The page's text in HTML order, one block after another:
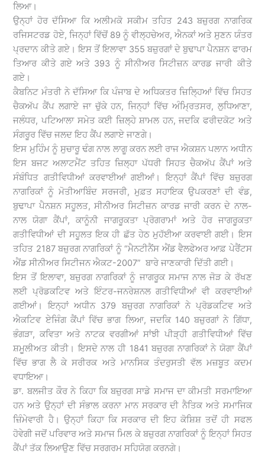
ਲਿਆ।
ਉਨ੍ਹਾਂ ਹੋਰ ਦੱਸਿਆ ਕਿ ਅਲੀਮਕੋ ਸਕੀਮ ਤਹਿਤ 243 ਬਜ਼ੁਰਗ ਨਾਗਰਿਕ
ਰਜਿਸਟਰਡ ਹੋਏ, ਜਿਨ੍ਹਾਂ ਵਿੱਚੋਂ 89 ਨੂੰ ਵੀਲ੍ਹਚੇਅਰ, ਐਨਕਾਂ ਅਤੇ ਸੁਣਨ ਯੰਤਰ
ਪ੍ਰਦਾਨ ਕੀਤੇ ਗਏ। ਇਸ ਤੋਂ ਇਲਾਵਾ 355 ਬਜ਼ੁਰਗਾਂ ਦੇ ਬੁਢਾਪਾ ਪੈਨਸ਼ਨ ਫਾਰਮ
ਤਿਆਰ ਕੀਤੇ ਗਏ ਅਤੇ 393 ਨੂੰ ਸੀਨੀਅਰ ਸਿਟੀਜ਼ਨ ਕਾਰਡ ਜਾਰੀ ਕੀਤੇ
ਗਏ।
ਕੈਬਨਿਟ ਮੰਤਰੀ ਨੇ ਦੱਸਿਆ ਕਿ ਪੰਜਾਬ ਦੇ ਅਧਿਕਤਰ ਜ਼ਿਲ੍ਹਿਆਂ ਵਿੱਚ ਸਿਹਤ
ਚੈਕਅੱਪ ਕੈਂਪ ਲਗਾਏ ਜਾ ਚੁੱਕੇ ਹਨ, ਜਿਨ੍ਹਾਂ ਵਿੱਚ ਅੰਮ੍ਰਿਤਸਰ, ਲੁਧਿਆਣਾ,
ਜਲੰਧਰ, ਪਟਿਆਲਾ ਸਮੇਤ ਕਈ ਜ਼ਿਲ੍ਹੇ ਸ਼ਾਮਲ ਹਨ, ਜਦਕਿ ਫਰੀਦਕੋਟ ਅਤੇ
ਸੰਗਰੂਰ ਵਿੱਚ ਜਲਦ ਇਹ ਕੈਂਪ ਲਗਾਏ ਜਾਣਗੇ।
ਇਸ ਮੁਹਿੰਮ ਨੂੰ ਸੁਚਾਰੂ ਢੰਗ ਨਾਲ ਲਾਗੂ ਕਰਨ ਲਈ ਰਾਜ ਐਕਸ਼ਨ ਪਲਾਨ ਅਧੀਨ
ਇਸ ਬਜਟ ਅਲਾਟਮੈਂਟ ਤਹਿਤ ਜ਼ਿਲ੍ਹਾ ਪੱਧਰੀ ਸਿਹਤ ਚੈਕਅੱਪ ਕੈਂਪਾਂ ਅਤੇ
ਸੰਬੰਧਿਤ ਗਤੀਵਿਧੀਆਂ ਕਰਵਾਈਆਂ ਗਈਆਂ। ਇਨ੍ਹਾਂ ਕੈਂਪਾਂ ਵਿੱਚ ਬਜ਼ੁਰਗ
ਨਾਗਰਿਕਾਂ ਨੂੰ ਮੋਤੀਆਬਿੰਦ ਸਰਜਰੀ, ਮੁਫ਼ਤ ਸਹਾਇਕ ਉਪਕਰਣਾਂ ਦੀ ਵੰਡ,
ਬੁਢਾਪਾ ਪੈਨਸ਼ਨ ਸਹੂਲਤ, ਸੀਨੀਅਰ ਸਿਟੀਜ਼ਨ ਕਾਰਡ ਜਾਰੀ ਕਰਨ ਦੇ ਨਾਲ-
ਨਾਲ ਯੋਗਾ ਕੈਂਪਾਂ, ਕਾਨੂੰਨੀ ਜਾਗਰੂਕਤਾ ਪ੍ਰੋਗਰਾਮਾਂ ਅਤੇ ਹੋਰ ਜਾਗਰੂਕਤਾ
ਗਤੀਵਿਧੀਆਂ ਦੀ ਸਹੂਲਤ ਇਕ ਹੀ ਛੱਤ ਹੇਠ ਮੁਹੱਈਆ ਕਰਵਾਈ ਗਈ। ਇਸ
ਤਹਿਤ 2187 ਬਜ਼ੁਰਗ ਨਾਗਰਿਕਾਂ ਨੂੰ “ਮੈਨਟੀਨੈਂਸ ਐਂਡ ਵੈਲਫੇਅਰ ਆਫ਼ ਪੇਰੈਂਟਸ
ਐਂਡ ਸੀਨੀਅਰ ਸਿਟੀਜਨ ਐਕਟ-2007” ਬਾਰੇ ਜਾਣਕਾਰੀ ਦਿੱਤੀ ਗਈ।
ਇਸ ਤੋਂ ਇਲਾਵਾ, ਬਜ਼ੁਰਗ ਨਾਗਰਿਕਾਂ ਨੂੰ ਜਾਗਰੂਕ ਸਮਾਜ ਨਾਲ ਜੋੜ ਕੇ ਰੱਖਣ
ਲਈ ਪ੍ਰੋਡਕਟਿਵ ਅਤੇ ਇੰਟਰ-ਜਨਰੇਸ਼ਨਲ ਗਤੀਵਿਧੀਆਂ ਵੀ ਕਰਵਾਈਆਂ
ਗਈਆਂ। ਇਨ੍ਹਾਂ ਅਧੀਨ 379 ਬਜ਼ੁਰਗ ਨਾਗਰਿਕਾਂ ਨੇ ਪ੍ਰੋਡਕਟਿਵ ਅਤੇ
ਐਕਟਿਵ ਏਜਿੰਗ ਕੈਂਪਾਂ ਵਿੱਚ ਭਾਗ ਲਿਆ, ਜਦਕਿ 140 ਬਜ਼ੁਰਗਾਂ ਨੇ ਗਿੱਧਾ,
ਭੰਗੜਾ, ਕਵਿਤਾ ਅਤੇ ਨਾਟਕ ਵਰਗੀਆਂ ਸਾਂਝੀ ਪੀੜ੍ਹੀ ਗਤੀਵਿਧੀਆਂ ਵਿੱਚ
ਸ਼ਮੂਲੀਅਤ ਕੀਤੀ। ਇਸਦੇ ਨਾਲ ਹੀ 1841 ਬਜ਼ੁਰਗ ਨਾਗਰਿਕਾਂ ਨੇ ਯੋਗਾ ਕੈਂਪਾਂ
ਵਿੱਚ ਭਾਗ ਲੈ ਕੇ ਸਰੀਰਕ ਅਤੇ ਮਾਨਸਿਕ ਤੰਦਰੁਸਤੀ ਵੱਲ ਮਜ਼ਬੂਤ ਕਦਮ
ਵਧਾਇਆ।
ਡਾ. ਬਲਜੀਤ ਕੌਰ ਨੇ ਕਿਹਾ ਕਿ ਬਜ਼ੁਰਗ ਸਾਡੇ ਸਮਾਜ ਦਾ ਕੀਮਤੀ ਸਰਮਾਇਆ
ਹਨ ਅਤੇ ਉਨ੍ਹਾਂ ਦੀ ਸੰਭਾਲ ਕਰਨਾ ਮਾਨ ਸਰਕਾਰ ਦੀ ਨੈਤਿਕ ਅਤੇ ਸਮਾਜਿਕ
ਜ਼ਿੰਮੇਵਾਰੀ ਹੈ। ਉਨ੍ਹਾਂ ਕਿਹਾ ਕਿ ਸਰਕਾਰ ਦੀ ਇਹ ਕੋਸ਼ਿਸ਼ ਤਦੋਂ ਹੀ ਸਫਲ
ਹੋਵੇਗੀ ਜਦੋਂ ਪਰਿਵਾਰ ਅਤੇ ਸਮਾਜ ਮਿਲ ਕੇ ਬਜ਼ੁਰਗ ਨਾਗਰਿਕਾਂ ਨੂੰ ਇਨ੍ਹਾਂ ਸਿਹਤ
ਕੈਂਪਾਂ ਤੱਕ ਲਿਆਉਣ ਵਿੱਚ ਸਰਗਰਮ ਸਹਿਯੋਗ ਕਰਨਗੇ।